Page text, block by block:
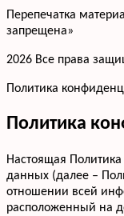
Перепечатка
запрещена»
2026 Все права
Политика
Политика
Настоящая
данных (далее –
отношении всей
расположенный на